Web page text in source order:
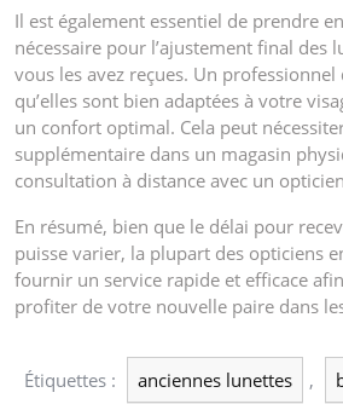
Il est également essentiel de prendre
nécessaire pour l’ajustement final des
vous les avez reçues. Un professionnel
qu’elles sont bien adaptées à votre
un confort optimal. Cela peut
supplémentaire dans un magasin
consultation à distance avec un
En résumé, bien que le délai pour
puisse varier, la plupart des opticiens
fournir un service rapide et efficace
profiter de votre nouvelle paire dans
Étiquettes : anciennes lunettes ,